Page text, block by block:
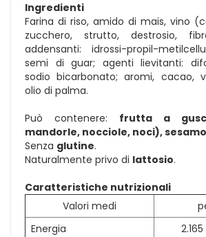
Ingredienti
Farina di riso, amido di mais, vino
zucchero, strutto, destrosio,
addensanti: idrossi-propil-
semi di guar; agenti lievitanti:
sodio bicarbonato; aromi, cacao,
olio di palma.
Può contenere: frutta a
mandorle, nocciole, noci),
Senza glutine.
Naturalmente privo di lattosio.
Caratteristiche nutrizionali
Valori medi
Energia